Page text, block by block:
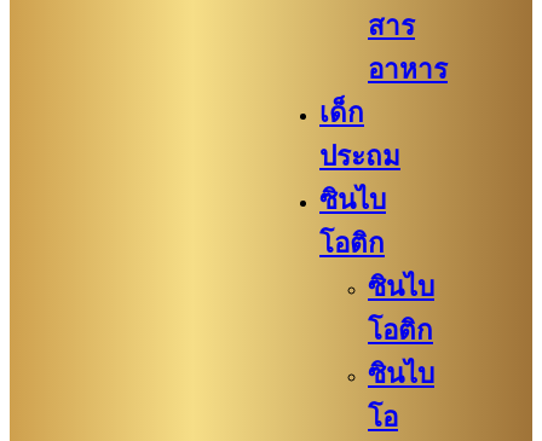
สาร
อาหาร
เด็ก
ประถม
ซินไบ
โอติก
ซินไบ
โอติก
ซินไบ
โอ